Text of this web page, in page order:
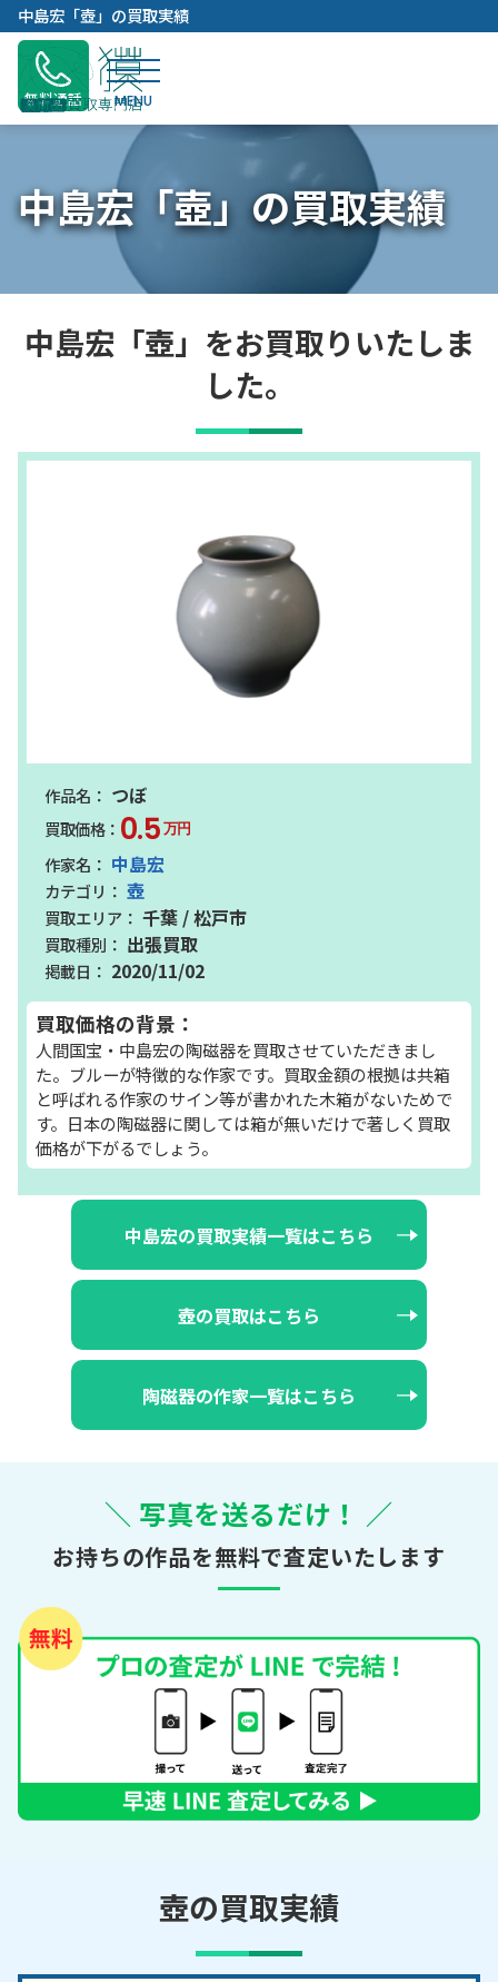
容
キ
ッ
プ
中島宏「壺」の買取実績
無料通話
中島宏「壺」の買取実績
中島宏「壺」をお買取りいたしま
した。
つぼ
0.5万円
中島宏
壺
千葉 / 松戸市
出張買取
2020/11/02
買取価格の背景：
人間国宝・中島宏の陶磁器を買取させていただきまし
た。ブルーが特徴的な作家です。買取金額の根拠は共箱
と呼ばれる作家のサイン等が書かれた木箱がないためで
す。日本の陶磁器に関しては箱が無いだけで著しく買取
価格が下がるでしょう。
中島宏の買取実績一覧はこちら
壺の買取はこちら
陶磁器の作家一覧はこちら
＼ 写真を送るだけ！ ／
お持ちの作品を無料で査定いたします
壺の買取実績